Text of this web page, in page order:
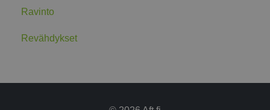
Ravinto
Revähdykset